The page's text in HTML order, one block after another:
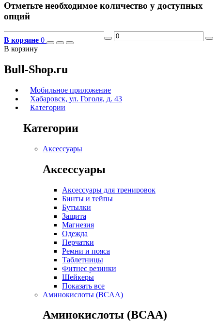
Отметьте необходимое количество у доступных
опций
В корзине 0
В корзину
Bull-Shop.ru
Мобильное приложение
Хабаровск, ул. Гоголя, д. 43
Категории
Категории
Аксессуары
Аксессуары
Аксессуары для тренировок
Бинты и тейпы
Бутылки
Защита
Магнезия
Одежда
Перчатки
Ремни и пояса
Таблетницы
Фитнес резинки
Шейкеры
Показать все
Аминокислоты (BCAA)
Аминокислоты (BCAA)